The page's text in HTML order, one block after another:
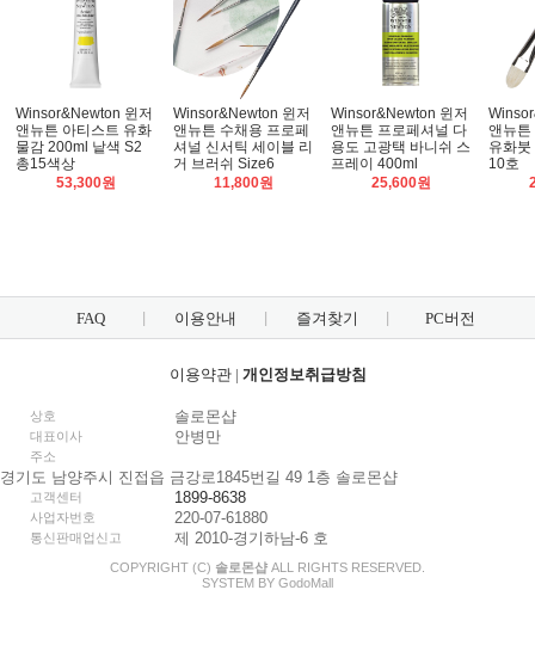
Winsor&Newton 윈저
앤뉴튼 아티스트 유화
물감 200ml 낱색 S2
총15색상
53,300원
Winsor&Newton 윈저
앤뉴튼 수채용 프로페
셔널 신서틱 세이블 리
거 브러쉬 Size6
11,800원
Winsor&Newton 윈저
앤뉴튼 프로페셔널 다
용도 고광택 바니쉬 스
프레이 400ml
25,600원
앤뉴튼
유화
10호
FAQ 이용안내 즐겨찾기 PC버전
이용약관| 개인정보취급방침
상호 솔로몬샵
대표이사 안병만
주소
경기도 남양주시 진접읍 금강로1845번길 49 1층 솔로몬샵
고객센터 1899-8638
사업자번호 220-07-61880
통신판매업신고 제 2010-경기하남-6 호
COPYRIGHT (C) 솔로몬샵 ALL RIGHTS RESERVED.
SYSTEM BY GodoMall